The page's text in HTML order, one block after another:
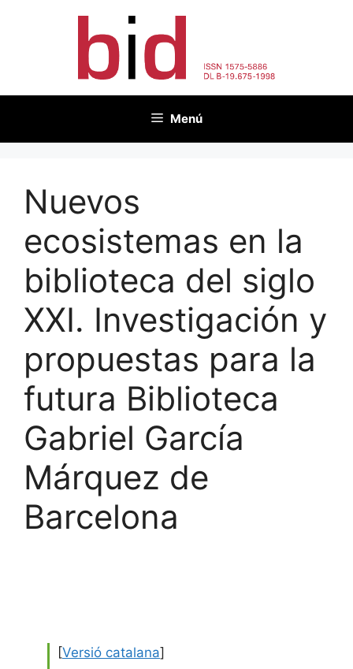
Menú
Nuevos
ecosistemas en la
biblioteca del siglo
XXI. Investigación y
propuestas para la
futura Biblioteca
Gabriel García
Márquez de
Barcelona
[Versió catalana]